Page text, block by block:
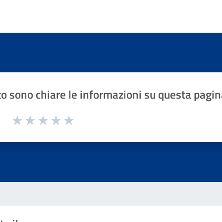
sono chiare le informazioni su questa
1 a 5 stelle la pagina